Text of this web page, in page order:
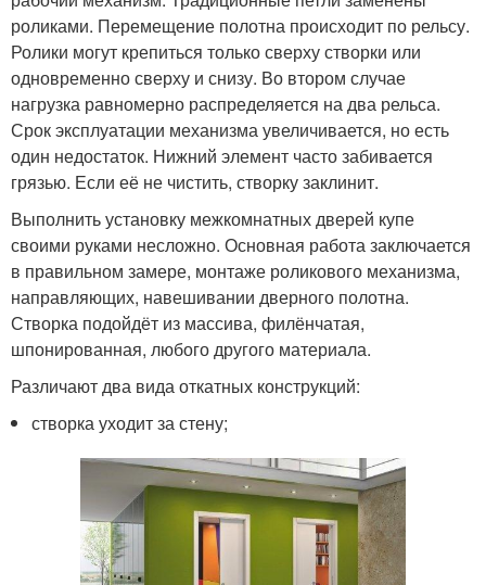
роликами. Перемещение полотна происходит по рельсу.
Ролики могут крепиться только сверху створки или
одновременно сверху и снизу. Во втором случае
нагрузка равномерно распределяется на два рельса.
Срок эксплуатации механизма увеличивается, но есть
один недостаток. Нижний элемент часто забивается
грязью. Если её не чистить, створку заклинит.
Выполнить установку межкомнатных дверей купе
своими руками несложно. Основная работа заключается
в правильном замере, монтаже роликового механизма,
направляющих, навешивании дверного полотна.
Створка подойдёт из массива, филёнчатая,
шпонированная, любого другого материала.
Различают два вида откатных конструкций:
створка уходит за стену;